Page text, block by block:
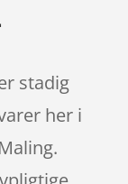
stadig
her i